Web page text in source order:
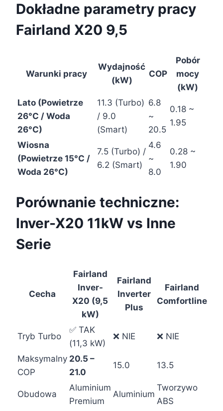
Dokładne parametry pracy
Fairland X20 9,5
Warunki pracy
Wydajność
(kW)
COP
Pobór
mocy
(kW)
Lato (Powietrze
26°C / Woda
26°C)
11.3 (Turbo)
/ 9.0
(Smart)
6.8
~
20.5
0.18 ~
1.95
Wiosna
(Powietrze 15°C /
Woda 26°C)
7.5 (Turbo) /
6.2 (Smart)
4.6
~
8.0
0.28 ~
1.90
Porównanie techniczne:
Inver-X20 11kW vs Inne
Serie
Cecha
Fairland
Inver-
X20 (9,5
kW)
Fairland
Inverter
Plus
Fairland
Comfortline
Tryb Turbo
✅ TAK
(11,3 kW)
❌ NIE ❌ NIE
Maksymalny
COP
20.5 –
21.0
15.0 13.5
Obudowa
Aluminium
Premium
Aluminium
Tworzywo
ABS